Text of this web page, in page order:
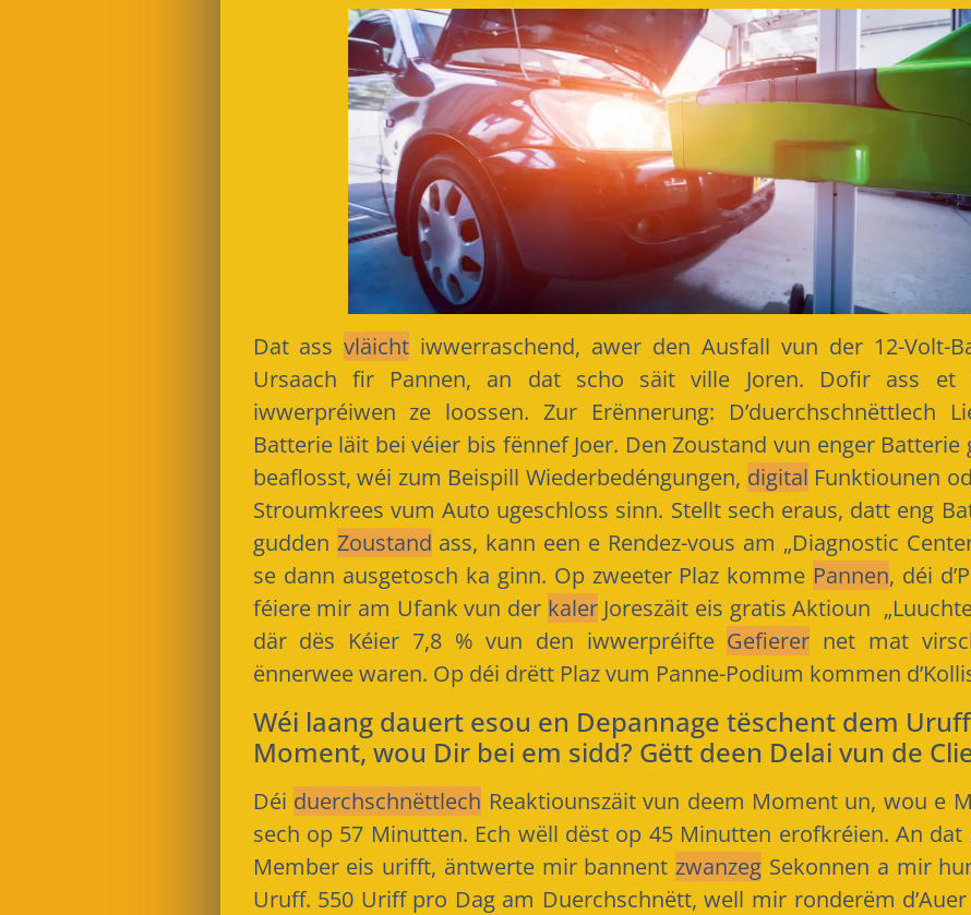
Dat assvläicht iwwerraschend, awer den Ausfall vun der 12-Volt-
Ursaach fir Pannen, an dat scho säit ville Joren. Dofir ass et
iwwerpréiwen ze loossen. Zur Erënnerung: D’duerchschnëttlech
Batterie läit bei véier bis fënnef Joer. Den Zoustand vun enger
beaflosst, wéi zum Beispill Wiederbedéngungen, digital Funktiounen
Stroumkrees vum Auto ugeschloss sinn. Stellt sech eraus, datt eng
gudden Zoustand ass, kann een e Rendez-vous am „Diagnostic
se dann ausgetosch ka ginn. Op zweeter Plaz komme Pannen, déi
féiere mir am Ufank vun der kalerJoreszäit eis gratis Aktioun
där dës Kéier 7,8 % vun den iwwerpréifte Gefierer net mat
ënnerwee waren. Op déi drëtt Plaz vum Panne-Podium kommen
Wéi laang dauert esou en Depannage tëschent dem
Moment, wou Dir bei em sidd? Gëtt deen Delai vun de
Déi duerchschnëttlech Reaktiounszäit vun deem Moment un, wou e
sech op 57 Minutten. Ech wëll dëst op 45 Minutten erofkréien. An dat
Member eis urifft, äntwerte mir bannentzwanzeg Sekonnen a mir
Uruff. 550 Uriff pro Dag am Duerchschnëtt, well mir ronderëm